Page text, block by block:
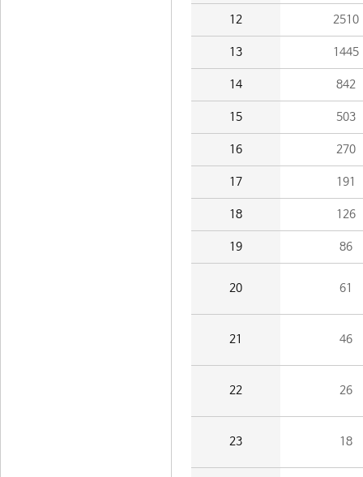
12 2510
13 1445
14 842
15 503
16 270
17 191
18 126
19 86
20 61
21 46
22 26
23 18